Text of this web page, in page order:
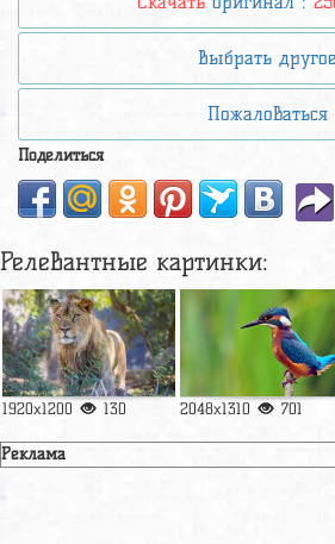
Выбрать другое
Пожаловаться
Поделиться
Релевантные картинки:
1920x1200 130 2048x1310 701
Реклама